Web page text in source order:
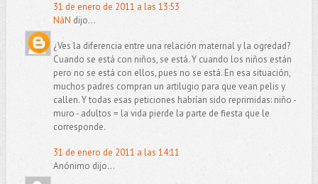
31 de enero de 2011 a las 13:53
NáN dijo...
¿Ves la diferencia entre una relación maternal y la ogredad?
Cuando se está con niños, se está. Y cuando los niños están
pero no se está con ellos, pues no se está. En esa situación,
muchos padres compran un artilugio para que vean pelis y
callen. Y todas esas peticiones habrían sido reprimidas: niño -
muro - adultos = la vida pierde la parte de fiesta que le
corresponde.
31 de enero de 2011 a las 14:11
Anónimo dijo...